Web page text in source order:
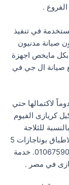
.
في تنفيذ
صيانة مدنيون
بكل مايخص اجهزة
صيانة ال جي في
لاكتمالها حتي
كريازى الفيوم
للثلاجة
الميكروويف البوتاجاز مجفف الملابس . غسالة الاطباق بوتاجازات 5
شعلة سخان الغاز علي رقم الخط الساخن 01067590374. خدمة
في مصر .